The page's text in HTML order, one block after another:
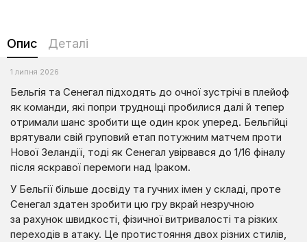
Опис Деталі
1 липня 2026
Бельгія та Сенегал підходять до очної зустрічі в плейоф
як команди, які попри труднощі пробилися далі й тепер
отримали шанс зробити ще один крок уперед. Бельгійці
врятували свій груповий етап потужним матчем проти
Нової Зеландії, тоді як Сенегал увірвався до 1/16 фіналу
після яскравої перемоги над Іраком.
У Бельгії більше досвіду та гучних імен у складі, проте
Сенегал здатен зробити цю гру вкрай незручною
за рахунок швидкості, фізичної витривалості та різких
переходів в атаку. Це протистояння двох різних стилів,